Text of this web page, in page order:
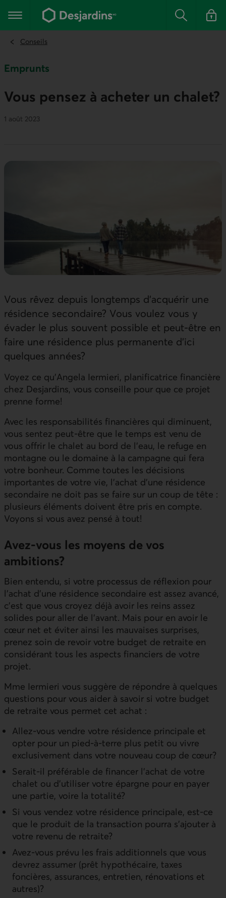
contenu
Menu principal Rechercher
Se
Conseils
Emprunts
Vous pensez à acheter un chalet?
1 août 2023
Vous rêvez depuis longtemps d’acquérir une
résidence secondaire? Vous voulez vous y
évader le plus souvent possible et peut-être en
faire une résidence plus permanente d’ici
quelques années?
Voyez ce qu’Angela Iermieri, planificatrice financière
chez Desjardins, vous conseille pour que ce projet
prenne forme!
Avec les responsabilités financières qui diminuent,
vous sentez peut-être que le temps est venu de
vous offrir le chalet au bord de l’eau, le refuge en
montagne ou le domaine à la campagne qui fera
votre bonheur. Comme toutes les décisions
importantes de votre vie, l’achat d’une résidence
secondaire ne doit pas se faire sur un coup de tête :
plusieurs éléments doivent être pris en compte.
Voyons si vous avez pensé à tout!
Avez-vous les moyens de vos
ambitions?
Bien entendu, si votre processus de réflexion pour
l’achat d’une résidence secondaire est assez avancé,
c’est que vous croyez déjà avoir les reins assez
solides pour aller de l’avant. Mais pour en avoir le
cœur net et éviter ainsi les mauvaises surprises,
prenez soin de revoir votre budget de retraite en
considérant tous les aspects financiers de votre
projet.
Mme Iermieri vous suggère de répondre à quelques
questions pour vous aider à savoir si votre budget
de retraite vous permet cet achat :
Allez-vous vendre votre résidence principale et
opter pour un pied-à-terre plus petit ou vivre
exclusivement dans votre nouveau coup de cœur?
Serait-il préférable de financer l’achat de votre
chalet ou d’utiliser votre épargne pour en payer
une partie, voire la totalité?
Si vous vendez votre résidence principale, est-ce
que le produit de la transaction pourra s’ajouter à
votre revenu de retraite?
Avez-vous prévu les frais additionnels que vous
devrez assumer (prêt hypothécaire, taxes
foncières, assurances, entretien, rénovations et
autres)?